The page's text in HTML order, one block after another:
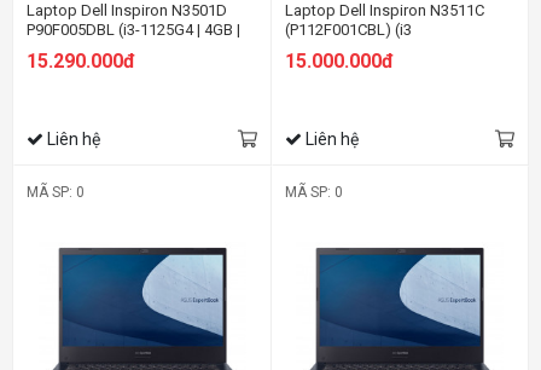
Laptop Dell Inspiron N3501D
P90F005DBL (i3-1125G4 | 4GB |
256GB | Intel UHD | 15.6-inch FHD
| Win 10 | Đen)
15.290.000đ
Liên hệ
Laptop Dell Inspiron N3511C
(P112F001CBL) (i3
1115G4/4GBRAM/256GB
SSD/15.6 inch
15.000.000đ
Liên hệ
MÃ SP: 0 MÃ SP: 0